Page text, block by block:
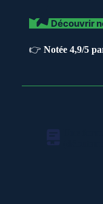
Découvrir
👉 Notée 4,9/5